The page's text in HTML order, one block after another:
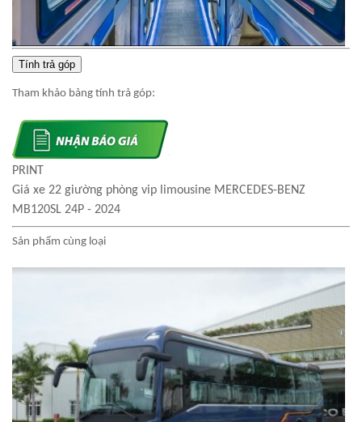
Tính trả góp
Tham khảo bảng tính trả góp:
PRINT
Giá xe 22 giường phòng vip limousine MERCEDES-BENZ
MB120SL 24P - 2024
Sản phẩm cùng loại